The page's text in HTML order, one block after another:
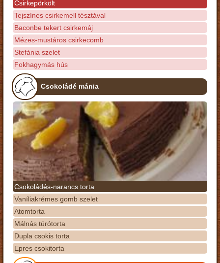
Csirkepörkölt
Tejszínes csirkemell tésztával
Baconbe tekert csirkemáj
Mézes-mustáros csirkecomb
Stefánia szelet
Fokhagymás hús
Csokoládé mánia
Csokoládés-narancs torta
Vaníliakrémes gomb szelet
Atomtorta
Málnás túrótorta
Dupla csokis torta
Epres csokitorta